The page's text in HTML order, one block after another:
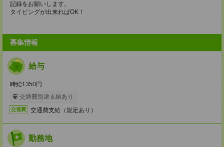
記録をお願いします。
タイピングが出来ればOK！
募集情報
給与
時給1350円
交通費別途支給あり
交通費 交通費支給（規定あり）
勤務地